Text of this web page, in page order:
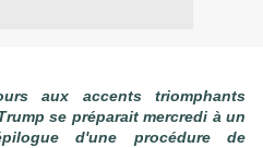
aux accents triomphants
se préparait mercredi à un
d'une procédure de